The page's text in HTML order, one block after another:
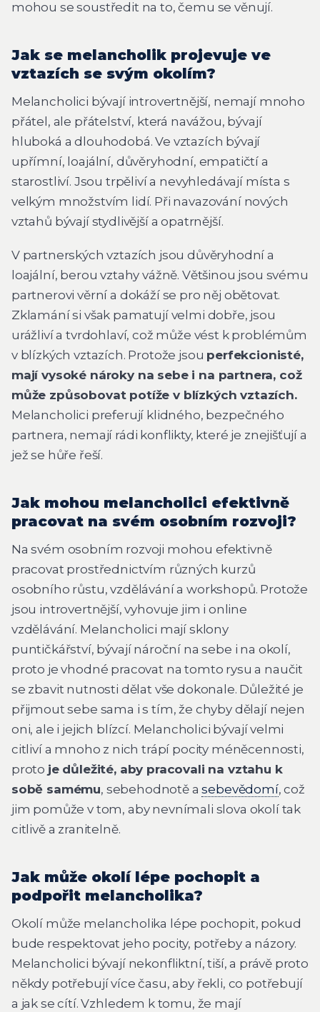
mohou se soustředit na to, čemu se věnují.
Jak se melancholik projevuje ve
vztazích se svým okolím?
Melancholici bývají introvertnější, nemají mnoho
přátel, ale přátelství, která navážou, bývají
hluboká a dlouhodobá. Ve vztazích bývají
upřímní, loajální, důvěryhodní, empatičtí a
starostliví. Jsou trpěliví a nevyhledávají místa s
velkým množstvím lidí. Při navazování nových
vztahů bývají stydlivější a opatrnější.
V partnerských vztazích jsou důvěryhodní a
loajální, berou vztahy vážně. Většinou jsou svému
partnerovi věrní a dokáží se pro něj obětovat.
Zklamání si však pamatují velmi dobře, jsou
urážliví a tvrdohlaví, což může vést k problémům
v blízkých vztazích. Protože jsou perfekcionisté,
mají vysoké nároky na sebe i na partnera, což
může způsobovat potíže v blízkých vztazích.
Melancholici preferují klidného, bezpečného
partnera, nemají rádi konflikty, které je znejišťují a
jež se hůře řeší.
Jak mohou melancholici efektivně
pracovat na svém osobním rozvoji?
Na svém osobním rozvoji mohou efektivně
pracovat prostřednictvím různých kurzů
osobního růstu, vzdělávání a workshopů. Protože
jsou introvertnější, vyhovuje jim i online
vzdělávání. Melancholici mají sklony
puntičkářství, bývají nároční na sebe i na okolí,
proto je vhodné pracovat na tomto rysu a naučit
se zbavit nutnosti dělat vše dokonale. Důležité je
přijmout sebe sama i s tím, že chyby dělají nejen
oni, ale i jejich blízcí. Melancholici bývají velmi
citliví a mnoho z nich trápí pocity méněcennosti,
proto je důležité, aby pracovali na vztahu k
sobě samému, sebehodnotě asebevědomí, což
jim pomůže v tom, aby nevnímali slova okolí tak
citlivě a zranitelně.
Jak může okolí lépe pochopit a
podpořit melancholika?
Okolí může melancholika lépe pochopit, pokud
bude respektovat jeho pocity, potřeby a názory.
Melancholici bývají nekonfliktní, tiší, a právě proto
někdy potřebují více času, aby řekli, co potřebují
a jak se cítí. Vzhledem k tomu, že mají